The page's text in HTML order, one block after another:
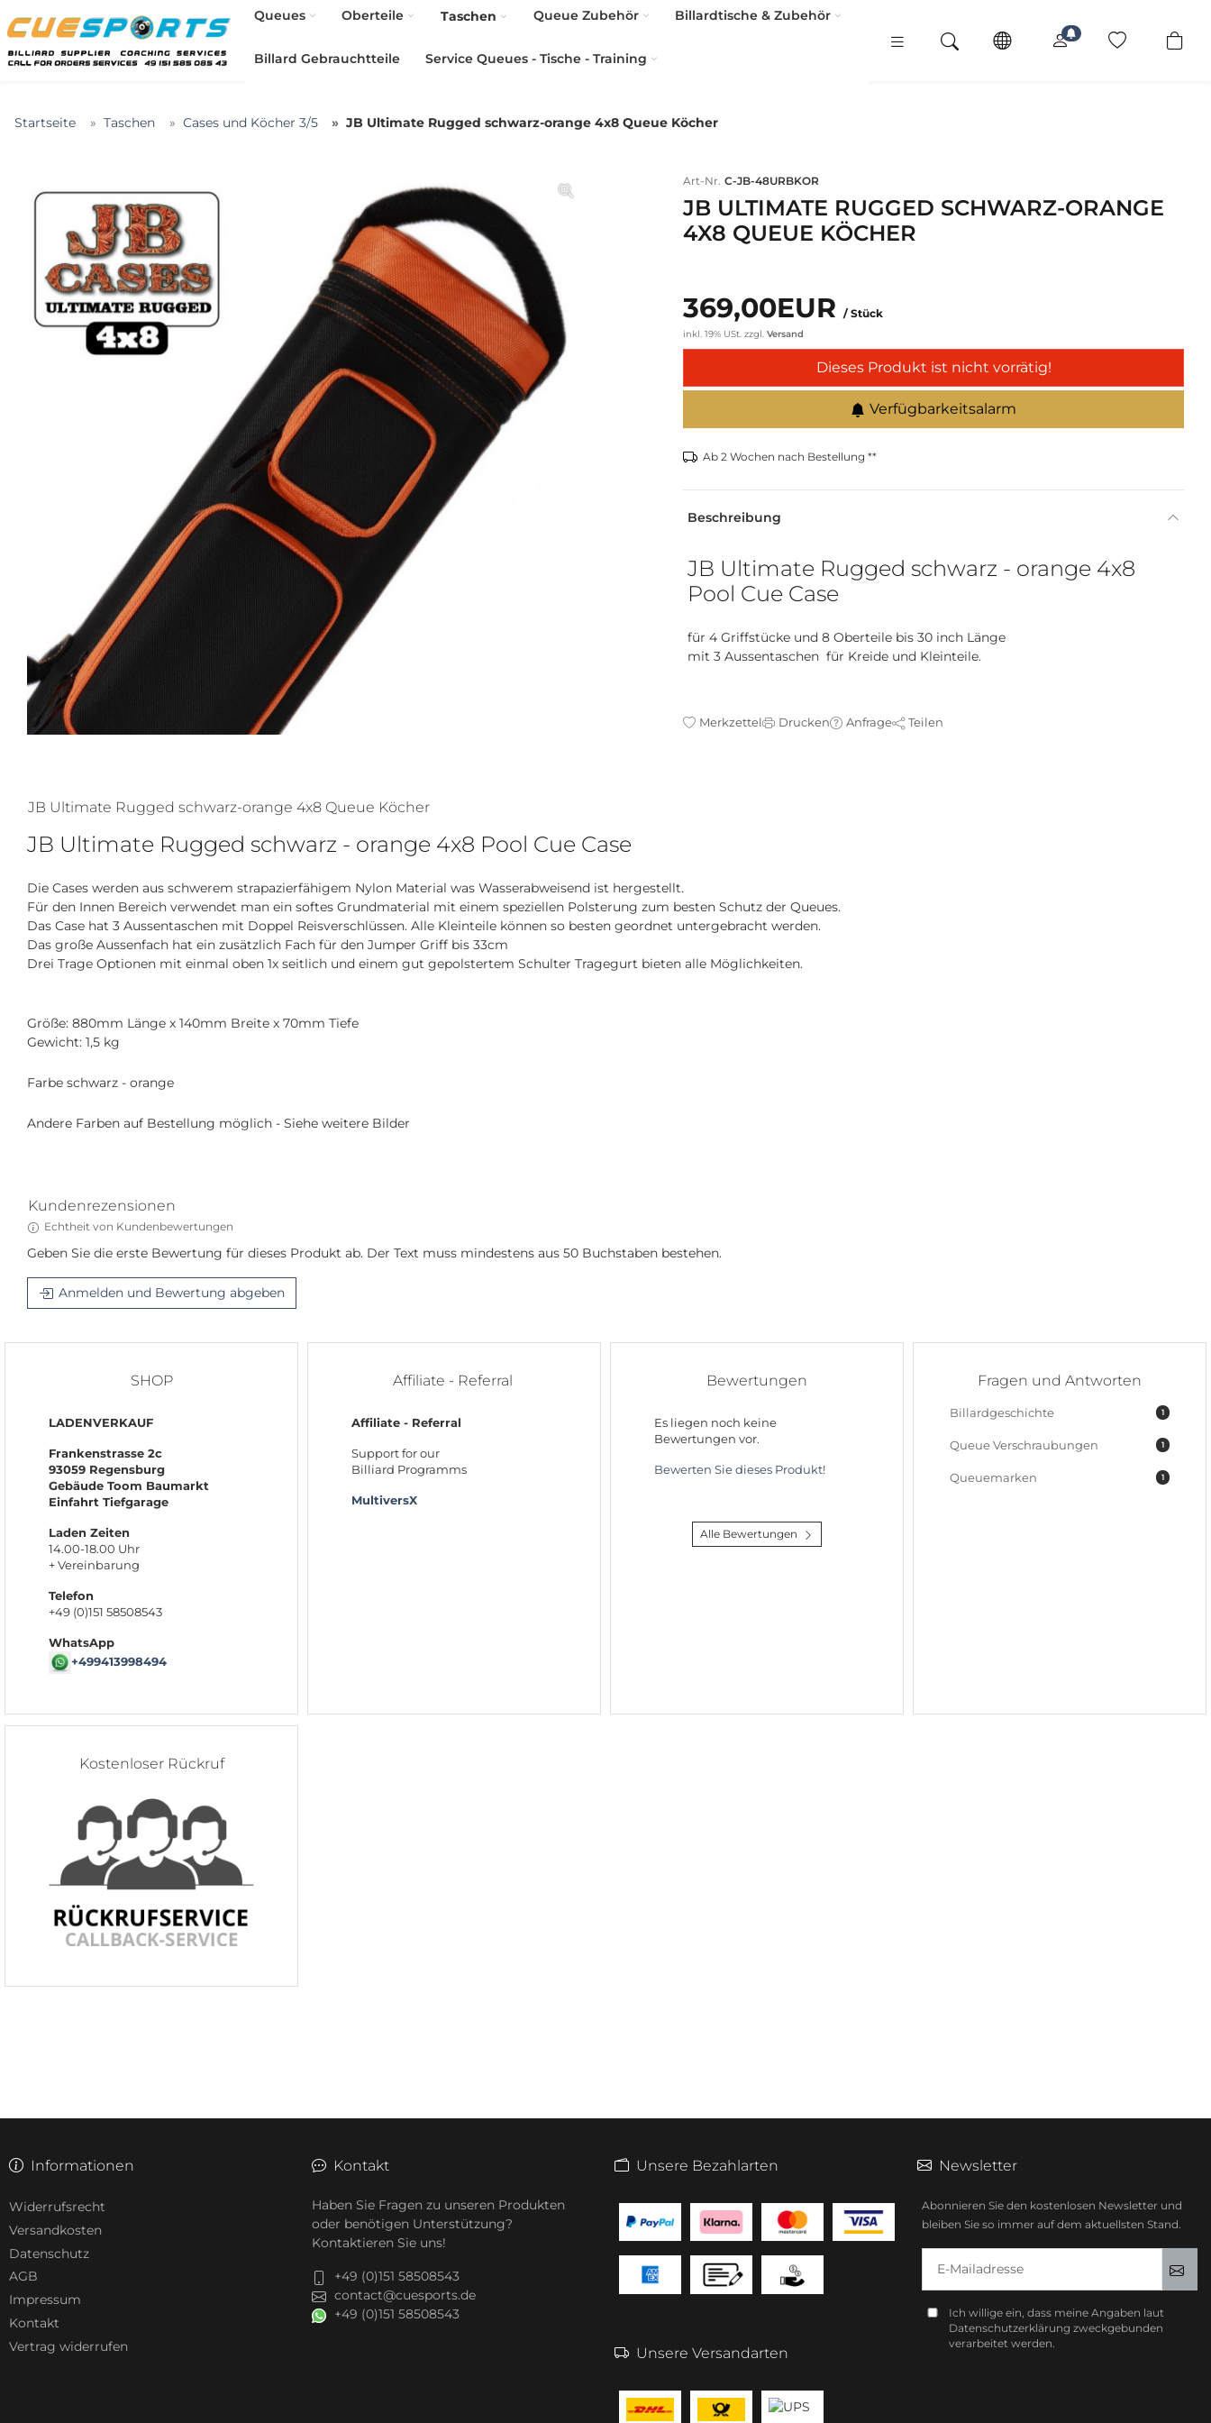
Queues Oberteile Taschen Queue Zubehör Billardtische & Zubehör
Billard Gebrauchtteile Service Queues - Tische - Training
Startseite Taschen Cases und Köcher 3/5 JB Ultimate Rugged schwarz-orange 4x8 Queue Köcher
Art-Nr. C-JB-48URBKOR
JB ULTIMATE RUGGED SCHWARZ-ORANGE
4X8 QUEUE KÖCHER
369,00EUR / Stück
inkl. 19% USt. zzgl. Versand
Dieses Produkt ist nicht vorrätig!
Verfügbarkeitsalarm
Ab 2 Wochen nach Bestellung **
Beschreibung
JB Ultimate Rugged schwarz - orange 4x8
Pool Cue Case
für 4 Griffstücke und 8 Oberteile bis 30 inch Länge
mit 3 Aussentaschen für Kreide und Kleinteile.
Merkzettel Drucken Anfrage Teilen
JB Ultimate Rugged schwarz-orange 4x8 Queue Köcher
JB Ultimate Rugged schwarz - orange 4x8 Pool Cue Case
Die Cases werden aus schwerem strapazierfähigem Nylon Material was Wasserabweisend ist hergestellt.
Für den Innen Bereich verwendet man ein softes Grundmaterial mit einem speziellen Polsterung zum besten Schutz der Queues.
Das Case hat 3 Aussentaschen mit Doppel Reisverschlüssen. Alle Kleinteile können so besten geordnet untergebracht werden.
Das große Aussenfach hat ein zusätzlich Fach für den Jumper Griff bis 33cm
Drei Trage Optionen mit einmal oben 1x seitlich und einem gut gepolstertem Schulter Tragegurt bieten alle Möglichkeiten.
Größe: 880mm Länge x 140mm Breite x 70mm Tiefe
Gewicht: 1,5 kg
Farbe schwarz - orange
Andere Farben auf Bestellung möglich - Siehe weitere Bilder
Kundenrezensionen
Echtheit von Kundenbewertungen
Geben Sie die erste Bewertung für dieses Produkt ab. Der Text muss mindestens aus 50 Buchstaben bestehen.
Anmelden und Bewertung abgeben
SHOP
LADENVERKAUF
Frankenstrasse 2c
93059 Regensburg
Gebäude Toom Baumarkt
Einfahrt Tiefgarage
Laden Zeiten
14.00-18.00 Uhr
+ Vereinbarung
Telefon
+49 (0)151 58508543
WhatsApp
+499413998494
Affiliate - Referral
Affiliate - Referral
Support for our
Billiard Programms
MultiversX
Bewertungen
Es liegen noch keine
Bewertungen vor.
Bewerten Sie dieses Produkt!
Alle Bewertungen
Fragen und Antworten
1
Billardgeschichte
1
Queue Verschraubungen
1
Queuemarken
Kostenloser Rückruf
Informationen
Widerrufsrecht
Versandkosten
Datenschutz
AGB
Impressum
Kontakt
Vertrag widerrufen
Kontakt
Haben Sie Fragen zu unseren Produkten
oder benötigen Unterstützung?
Kontaktieren Sie uns!
+49 (0)151 58508543
contact@cuesports.de
+49 (0)151 58508543
Unsere Bezahlarten
Unsere Versandarten
Newsletter
Abonnieren Sie den kostenlosen Newsletter und
bleiben Sie so immer auf dem aktuellsten Stand.
Ich willige ein, dass meine Angaben laut
Datenschutzerklärung zweckgebunden
verarbeitet werden.